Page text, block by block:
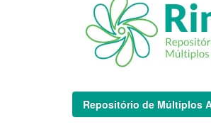
Repositório de Múltiplos